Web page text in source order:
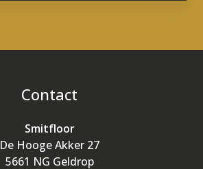
Contact
Smitfloor
De Hooge Akker 27
5661 NG Geldrop